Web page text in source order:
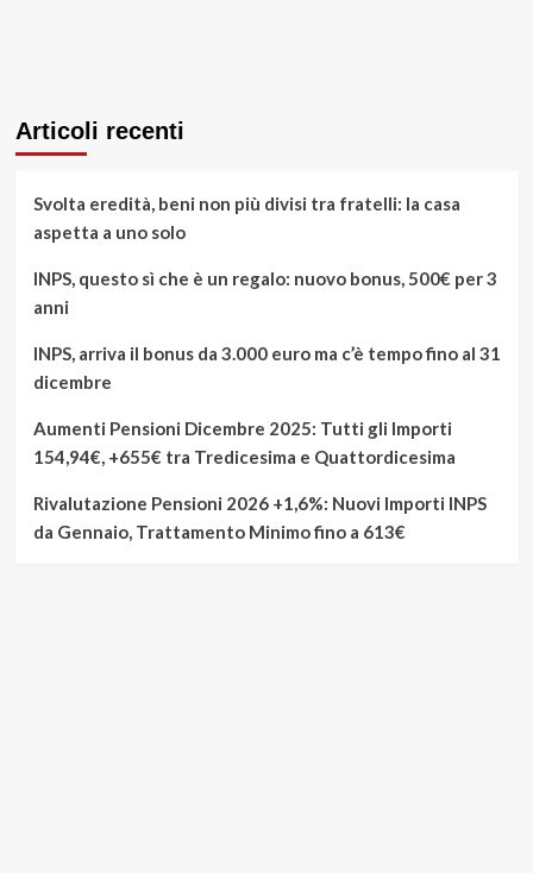
Articoli recenti
Svolta eredità, beni non più divisi tra fratelli: la casa
aspetta a uno solo
INPS, questo sì che è un regalo: nuovo bonus, 500€ per 3
anni
INPS, arriva il bonus da 3.000 euro ma c’è tempo fino al 31
dicembre
Aumenti Pensioni Dicembre 2025: Tutti gli Importi
154,94€, +655€ tra Tredicesima e Quattordicesima
Rivalutazione Pensioni 2026 +1,6%: Nuovi Importi INPS
da Gennaio, Trattamento Minimo fino a 613€